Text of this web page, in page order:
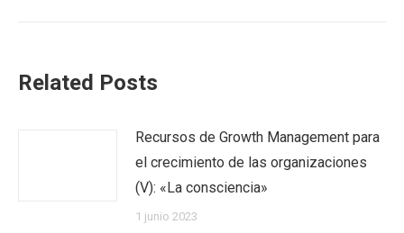
Related Posts
Recursos de Growth Management para
el crecimiento de las organizaciones
(V): «La consciencia»
1 junio 2023